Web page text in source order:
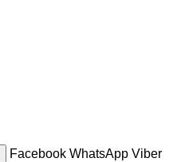
Facebook WhatsApp Viber